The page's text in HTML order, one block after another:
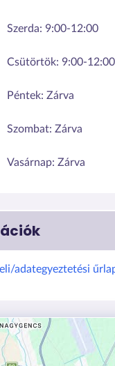
Szerda: 9:00-12:00
Csütörtök: 9:00-12:00
Péntek: Zárva
Szombat: Zárva
Vasárnap: Zárva
adategyeztetési